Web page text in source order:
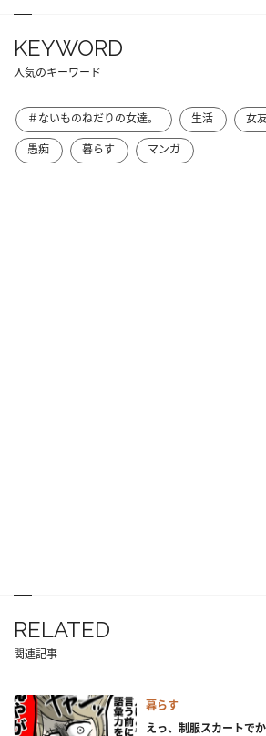
KEYWORD
人気のキーワード
＃ないものねだりの女達。 生活 女
愚痴
暮らす マンガ
RELATED
関連記事
暮らす
えっ、制服スカートで